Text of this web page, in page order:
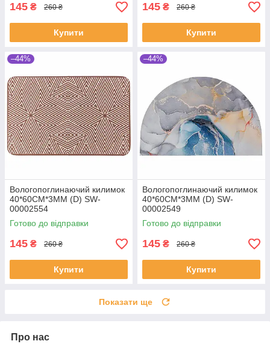
145 ₴ 260 ₴
Купити
145 ₴ 260 ₴
Купити
–44%
Вологопоглинаючий килимок
40*60CM*3MM (D) SW-
00002554
Готово до відправки
145 ₴ 260 ₴
Купити
–44%
Вологопоглинаючий килимок
40*60CM*3MM (D) SW-
00002549
Готово до відправки
145 ₴ 260 ₴
Купити
Показати ще
Про нас